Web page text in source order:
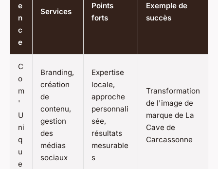
e
n
c
e
Services
Points
forts
Exemple de
succès
C
o
m
'
U
ni
q
u
e
Branding,
création
de
contenu,
gestion
des
médias
sociaux
Expertise
locale,
approche
personnali
sée,
résultats
mesurable
s
Transformation
de l'image de
marque de La
Cave de
Carcassonne